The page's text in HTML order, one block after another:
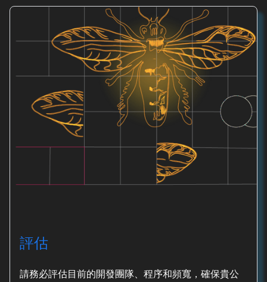
評估
請務必評估目前的開發團隊、程序和頻寬，確保貴公